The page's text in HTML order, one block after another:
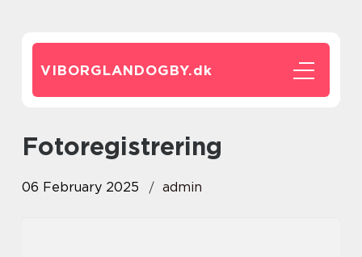
VIBORGLANDOGBY.dk
Fotoregistrering
06 February 2025 admin